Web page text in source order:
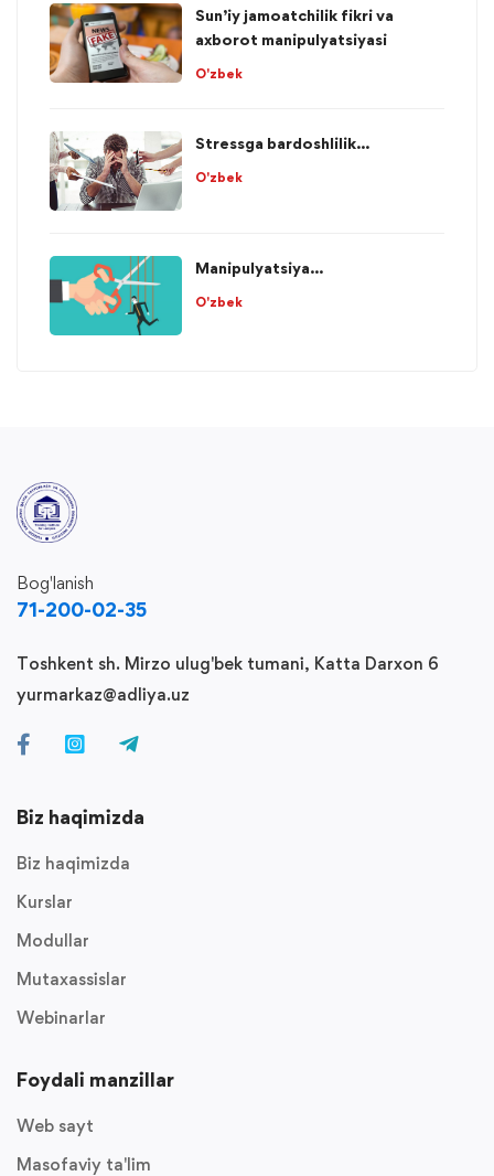
Sun’iy jamoatchilik fikri va
axborot manipulyatsiyasi
O'zbek
Stressga bardoshlilik...
O'zbek
Manipulyatsiya...
O'zbek
Bog'lanish
71-200-02-35
Toshkent sh. Mirzo ulug'bek tumani, Katta Darxon 6
yurmarkaz@adliya.uz
Biz haqimizda
Biz haqimizda
Kurslar
Modullar
Mutaxassislar
Webinarlar
Foydali manzillar
Web sayt
Masofaviy ta'lim